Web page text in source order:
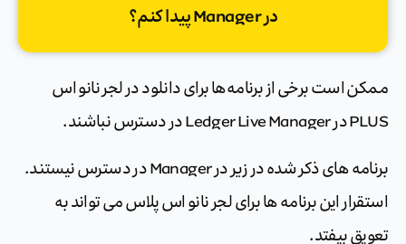
در Manager پیدا کنم؟
ممکن است برخی از برنامه‌ها برای دانلود در لجر نانو اس
PLUS در Ledger Live Manager در دسترس نباشند.
برنامه های ذکر شده در زیر در Manager در دسترس نیستند.
استقرار این برنامه ها برای لجر نانو اس پلاس می تواند به
تعویق بیفتد.